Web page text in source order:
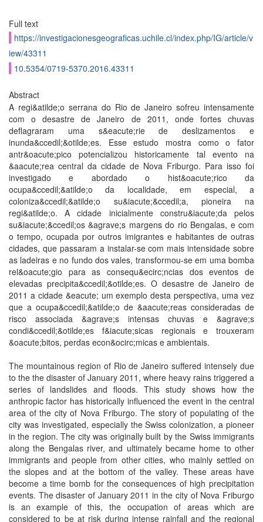
Full text
https://investigacionesgeograficas.uchile.cl/index.php/IG/article/v
iew/43311
10.5354/0719-5370.2016.43311
Abstract
A regi&atilde;o serrana do Rio de Janeiro sofreu intensamente
com o desastre de Janeiro de 2011, onde fortes chuvas
deflagraram uma s&eacute;rie de deslizamentos e
inunda&ccedil;&otilde;es. Esse estudo mostra como o fator
antr&oacute;pico potencializou historicamente tal evento na
&aacute;rea central da cidade de Nova Friburgo. Para isso foi
investigado e abordado o hist&oacute;rico da
ocupa&ccedil;&atilde;o da localidade, em especial, a
coloniza&ccedil;&atilde;o su&iacute;&ccedil;a, pioneira na
regi&atilde;o. A cidade inicialmente constru&iacute;da pelos
su&iacute;&ccedil;os &agrave;s margens do rio Bengalas, e com
o tempo, ocupada por outros imigrantes e habitantes de outras
cidades, que passaram a instalar-se com mais intensidade sobre
as ladeiras e no fundo dos vales, transformou-se em uma bomba
rel&oacute;gio para as consequ&ecirc;ncias dos eventos de
elevadas precipita&ccedil;&otilde;es. O desastre de Janeiro de
2011 a cidade &eacute; um exemplo desta perspectiva, uma vez
que a ocupa&ccedil;&atilde;o de &aacute;reas consideradas de
risco associada &agrave;s intensas chuvas e &agrave;s
condi&ccedil;&otilde;es f&iacute;sicas regionais e trouxeram
&oacute;bitos, perdas econ&ocirc;micas e ambientais.
The mountainous region of Rio de Janeiro suffered intensely due
to the the disaster of January 2011, where heavy rains triggered a
series of landslides and floods. This study shows how the
anthropic factor has historically influenced the event in the central
area of the city of Nova Friburgo. The story of populating of the
city was investigated, especially the Swiss colonization, a pioneer
in the region. The city was originally built by the Swiss immigrants
along the Bengalas river, and ultimately became home to other
immigrants and people from other cities, who mainly settled on
the slopes and at the bottom of the valley. These areas have
become a time bomb for the consequences of high precipitation
events. The disaster of January 2011 in the city of Nova Friburgo
is an example of this, the occupation of areas which are
considered to be at risk during intense rainfall and the regional